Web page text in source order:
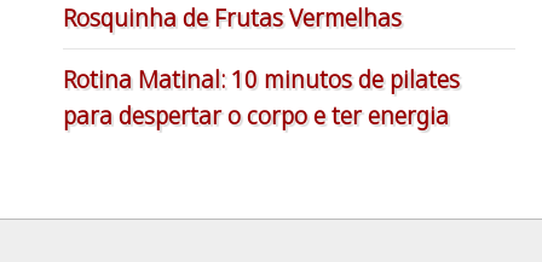
Rosquinha de Frutas Vermelhas
Rotina Matinal: 10 minutos de pilates
para despertar o corpo e ter energia